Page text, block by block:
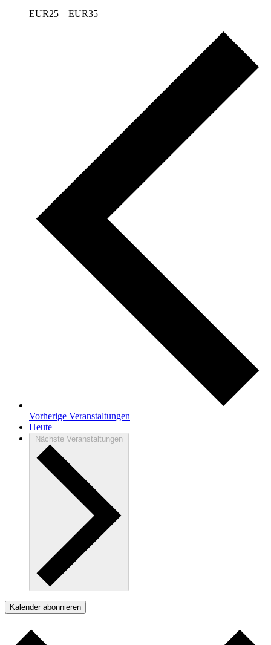
EUR25 – EUR35
Vorherige Veranstaltungen
Heute
Nächste Veranstaltungen
Kalender abonnieren